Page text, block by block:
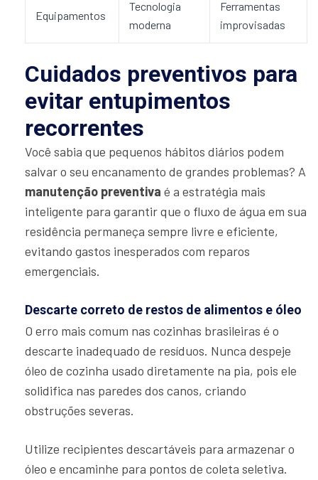
Equipamentos
Tecnologia
moderna
Ferramentas
improvisadas
Cuidados preventivos para
evitar entupimentos
recorrentes
Você sabia que pequenos hábitos diários podem
salvar o seu encanamento de grandes problemas? A
manutenção preventiva é a estratégia mais
inteligente para garantir que o fluxo de água em sua
residência permaneça sempre livre e eficiente,
evitando gastos inesperados com reparos
emergenciais.
Descarte correto de restos de alimentos e óleo
O erro mais comum nas cozinhas brasileiras é o
descarte inadequado de resíduos. Nunca despeje
óleo de cozinha usado diretamente na pia, pois ele
solidifica nas paredes dos canos, criando
obstruções severas.
Utilize recipientes descartáveis para armazenar o
óleo e encaminhe para pontos de coleta seletiva.